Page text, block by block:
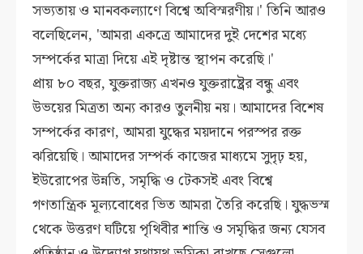
সভ্যতায় ও মানবকল্যাণে বিশ্বে অবিস্মরণীয়।' তিনি আরও
বলেছিলেন, 'আমরা একত্রে আমাদের দুই দেশের মধ্যে
সম্পর্কের মাত্রা দিয়ে এই দৃষ্টান্ত স্থাপন করেছি।'
প্রায় ৮০ বছর, যুক্তরাজ্য এখনও যুক্তরাষ্ট্রের বন্ধু এবং
উভয়ের মিত্রতা অন্য কারও তুলনীয় নয়। আমাদের বিশেষ
সম্পর্কের কারণ, আমরা যুদ্ধের ময়দানে পরস্পর রক্ত
ঝরিয়েছি। আমাদের সম্পর্ক কাজের মাধ্যমে সুদৃঢ় হয়,
ইউরোপের উন্নতি, সমৃদ্ধি ও টেকসই এবং বিশ্বে
গণতান্ত্রিক মূল্যবোধের ভিত আমরা তৈরি করেছি। যুদ্ধভস্ম
থেকে উত্তরণ ঘটিয়ে পৃথিবীর শান্তি ও সমৃদ্ধির জন্য যেসব